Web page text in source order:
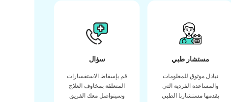
سؤال
قم بإسقاط الاستفسارات
المتعلقة بمخاوف العلاج
وسيتواصل معك الفريق
مستشار طبي
تبادل موثوق للمعلومات
والمساعدة الفردية التي
يقدمها مستشارنا الطبي